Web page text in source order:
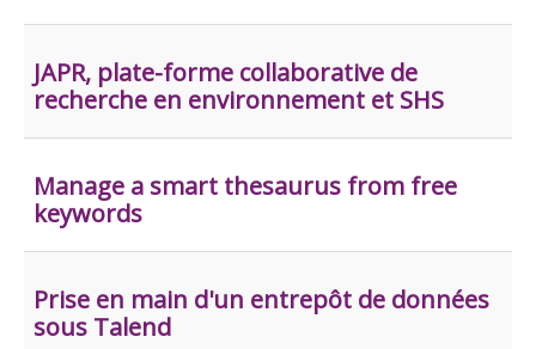
JAPR, plate-forme collaborative de
recherche en environnement et SHS
Manage a smart thesaurus from free
keywords
Prise en main d'un entrepôt de données
sous Talend